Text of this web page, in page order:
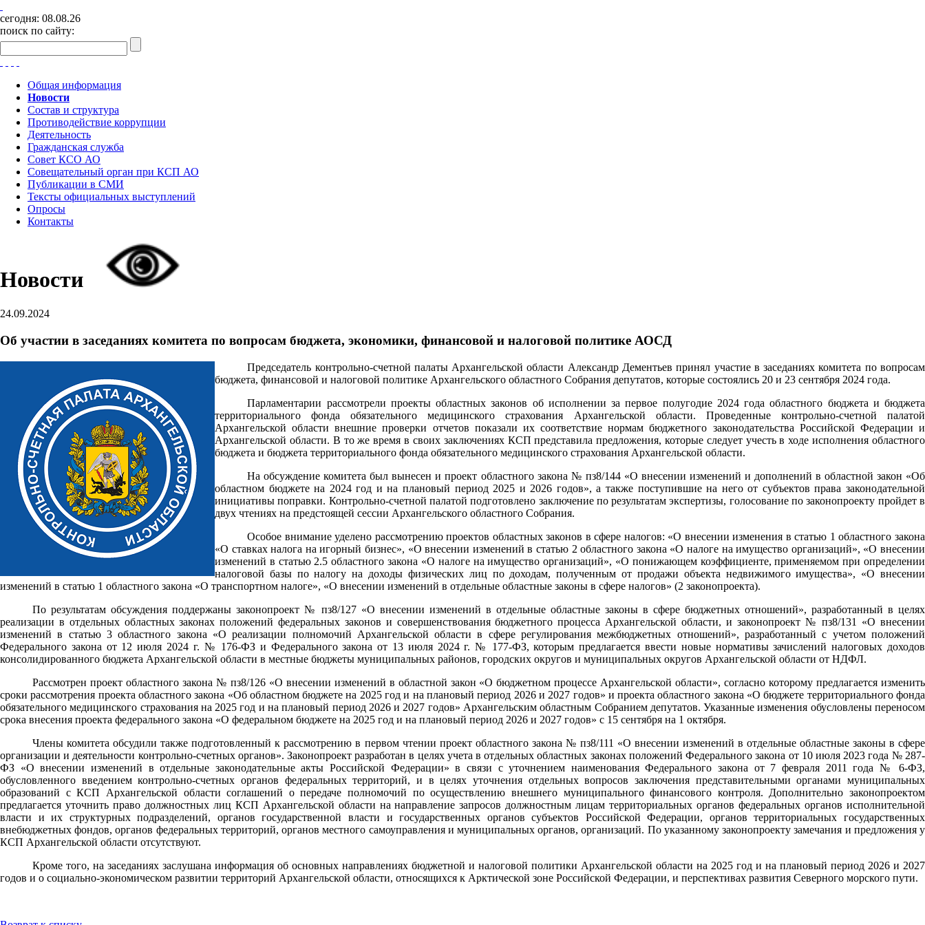
сегодня: 08.08.26
поиск по сайту:
Общая информация
Новости
Состав и структура
Противодействие коррупции
Деятельность
Гражданская служба
Совет КСО АО
Совещательный орган при КСП АО
Публикации в СМИ
Тексты официальных выступлений
Опросы
Контакты
Новости
24.09.2024
Об участии в заседаниях комитета по вопросам бюджета, экономики, финансовой и налоговой политике АОСД
Председатель контрольно-счетной палаты Архангельской области Александр Дементьев принял участие в заседаниях комитета по вопросам
бюджета, финансовой и налоговой политике Архангельского областного Собрания депутатов, которые состоялись 20 и 23 сентября 2024 года.
Парламентарии рассмотрели проекты областных законов об исполнении за первое полугодие 2024 года областного бюджета и бюджета
территориального фонда обязательного медицинского страхования Архангельской области. Проведенные контрольно-счетной палатой
Архангельской области внешние проверки отчетов показали их соответствие нормам бюджетного законодательства Российской Федерации и
Архангельской области. В то же время в своих заключениях КСП представила предложения, которые следует учесть в ходе исполнения областного
бюджета и бюджета территориального фонда обязательного медицинского страхования Архангельской области.
На обсуждение комитета был вынесен и проект областного закона № пз8/144 «О внесении изменений и дополнений в областной закон «Об
областном бюджете на 2024 год и на плановый период 2025 и 2026 годов», а также поступившие на него от субъектов права законодательной
инициативы поправки. Контрольно-счетной палатой подготовлено заключение по результатам экспертизы, голосование по законопроекту пройдет в
двух чтениях на предстоящей сессии Архангельского областного Собрания.
Особое внимание уделено рассмотрению проектов областных законов в сфере налогов: «О внесении изменения в статью 1 областного закона
«О ставках налога на игорный бизнес», «О внесении изменений в статью 2 областного закона «О налоге на имущество организаций», «О внесении
изменений в статью 2.5 областного закона «О налоге на имущество организаций», «О понижающем коэффициенте, применяемом при определении
налоговой базы по налогу на доходы физических лиц по доходам, полученным от продажи объекта недвижимого имущества», «О внесении
изменений в статью 1 областного закона «О транспортном налоге», «О внесении изменений в отдельные областные законы в сфере налогов» (2 законопроекта).
По результатам обсуждения поддержаны законопроект № пз8/127 «О внесении изменений в отдельные областные законы в сфере бюджетных отношений», разработанный в целях
реализации в отдельных областных законах положений федеральных законов и совершенствования бюджетного процесса Архангельской области, и законопроект № пз8/131 «О внесении
изменений в статью 3 областного закона «О реализации полномочий Архангельской области в сфере регулирования межбюджетных отношений», разработанный с учетом положений
Федерального закона от 12 июля 2024 г. № 176-ФЗ и Федерального закона от 13 июля 2024 г. № 177-ФЗ, которым предлагается ввести новые нормативы зачислений налоговых доходов
консолидированного бюджета Архангельской области в местные бюджеты муниципальных районов, городских округов и муниципальных округов Архангельской области от НДФЛ.
Рассмотрен проект областного закона № пз8/126 «О внесении изменений в областной закон «О бюджетном процессе Архангельской области», согласно которому предлагается изменить
сроки рассмотрения проекта областного закона «Об областном бюджете на 2025 год и на плановый период 2026 и 2027 годов» и проекта областного закона «О бюджете территориального фонда
обязательного медицинского страхования на 2025 год и на плановый период 2026 и 2027 годов» Архангельским областным Собранием депутатов. Указанные изменения обусловлены переносом
срока внесения проекта федерального закона «О федеральном бюджете на 2025 год и на плановый период 2026 и 2027 годов» с 15 сентября на 1 октября.
Члены комитета обсудили также подготовленный к рассмотрению в первом чтении проект областного закона № пз8/111 «О внесении изменений в отдельные областные законы в сфере
организации и деятельности контрольно-счетных органов». Законопроект разработан в целях учета в отдельных областных законах положений Федерального закона от 10 июля 2023 года № 287-
ФЗ «О внесении изменений в отдельные законодательные акты Российской Федерации» в связи с уточнением наименования Федерального закона от 7 февраля 2011 года № 6-ФЗ,
обусловленного введением контрольно-счетных органов федеральных территорий, и в целях уточнения отдельных вопросов заключения представительными органами муниципальных
образований с КСП Архангельской области соглашений о передаче полномочий по осуществлению внешнего муниципального финансового контроля. Дополнительно законопроектом
предлагается уточнить право должностных лиц КСП Архангельской области на направление запросов должностным лицам территориальных органов федеральных органов исполнительной
власти и их структурных подразделений, органов государственной власти и государственных органов субъектов Российской Федерации, органов территориальных государственных
внебюджетных фондов, органов федеральных территорий, органов местного самоуправления и муниципальных органов, организаций. По указанному законопроекту замечания и предложения у
КСП Архангельской области отсутствуют.
Кроме того, на заседаниях заслушана информация об основных направлениях бюджетной и налоговой политики Архангельской области на 2025 год и на плановый период 2026 и 2027
годов и о социально-экономическом развитии территорий Архангельской области, относящихся к Арктической зоне Российской Федерации, и перспективах развития Северного морского пути.